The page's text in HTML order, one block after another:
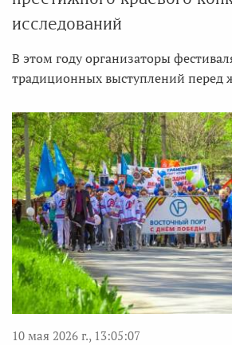
исследований
В этом году организаторы
традиционных выступлений перед
10 мая 2026 г., 13:05:07